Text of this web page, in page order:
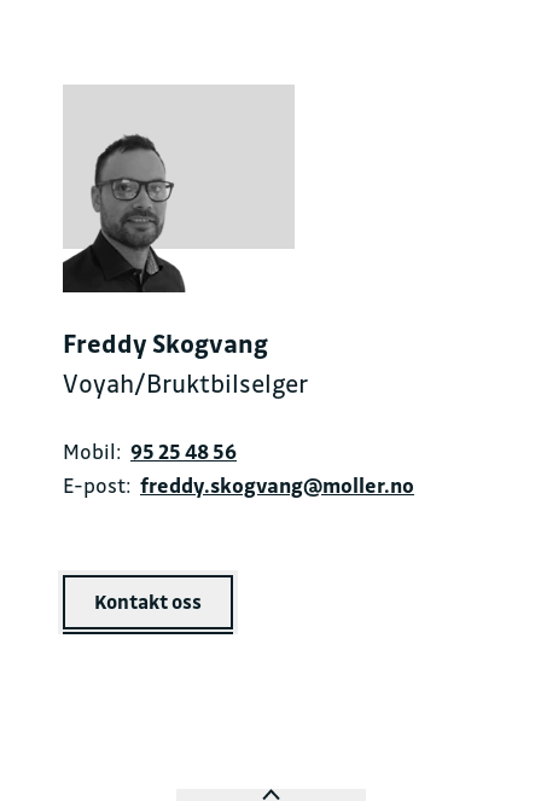
Freddy Skogvang
Voyah/Bruktbilselger
Mobil: 95 25 48 56
E-post: freddy.skogvang@moller.no
Kontakt oss